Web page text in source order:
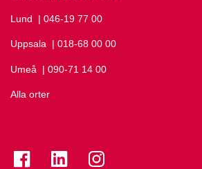
Lund Ring Lund på
| 046-19 77 00
Uppsala Ring Uppsala på
| 018-68 00 00
Umeå Ring Umeå på
| 090-71 14 00
Alla orter
Se folkuniversitetet på Facebook
Se folkuniversitetet på LinkedIn